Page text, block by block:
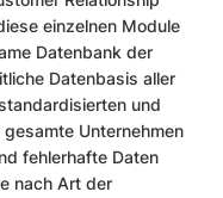
einzelnen Module
Datenbank der
Datenbasis aller
und
Unternehmen
fehlerhafte Daten
nach Art der